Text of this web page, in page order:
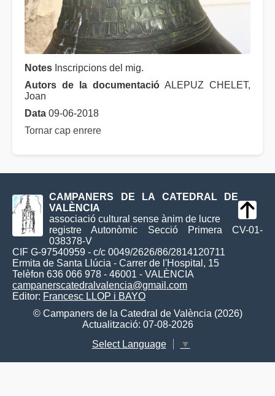
Notes Inscripcions del mig.
Autors de la documentació ALEPUZ CHELET,
Joan
Data 09-06-2018
Tornar cap enrere
CAMPANERS DE LA CATEDRAL DE
VALÈNCIA
associació cultural sense ànim de lucre
registre Autonòmic Secció Primera CV-01-
038378-V
CIF G-97540959 - c/c 0049/2626/86/2814120711
Ermita de Santa Llúcia - Carrer de l'Hospital, 15
Telèfon 636 066 978 - 46001 - VALÈNCIA
campanerscatedralvalencia@gmail.com
Editor: Francesc LLOP i BAYO
© Campaners de la Catedral de València (2026)
Actualització: 07-08-2026
Select Language
▼